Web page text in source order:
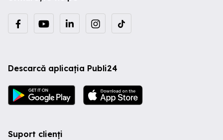
Descarcă aplicația Publi24
Suport clienți